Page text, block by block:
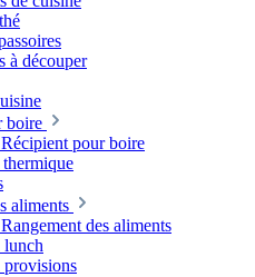
à découper
boire
pour boire
aliments
des aliments
lunch
provisions